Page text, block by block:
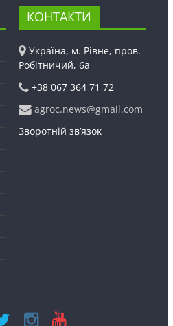
КОНТАКТИ
Україна, м. Рівне, пров.
Робітничий, 6а
+38 067 364 71 72
agroc.news@gmail.com
Зворотній зв’язок